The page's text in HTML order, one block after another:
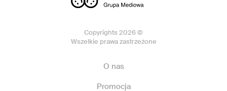
Copyrights 2026 ©
Wszelkie prawa zastrzeżone
O nas
Promocja